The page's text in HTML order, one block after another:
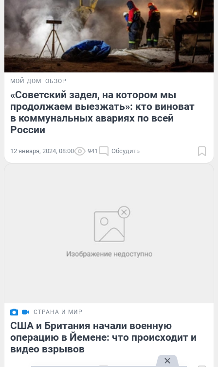
МОЙ ДОМ ОБЗОР
«Советский задел, на котором мы
продолжаем выезжать»: кто виноват
в коммунальных авариях по всей
России
12 января, 2024, 08:00 941 Обсудить
СТРАНА И МИР
США и Британия начали военную
операцию в Йемене: что происходит и
видео взрывов